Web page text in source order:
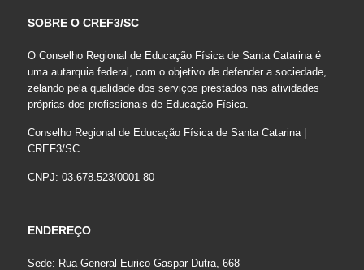
SOBRE O CREF3/SC
O Conselho Regional de Educação Física de Santa Catarina é
uma autarquia federal, com o objetivo de defender a sociedade,
zelando pela qualidade dos serviços prestados nas atividades
próprias dos profissionais de Educação Física.
Conselho Regional de Educação Física de Santa Catarina |
CREF3/SC
CNPJ: 03.678.523/0001-80
ENDEREÇO
Sede: Rua General Eurico Gaspar Dutra, 668